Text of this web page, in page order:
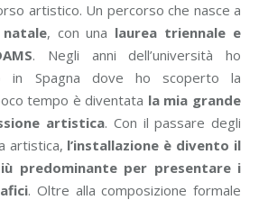
artistico. Un percorso che nasce a
, con una laurea triennale e
. Negli anni dell’università ho
in Spagna dove ho scoperto la
tempo è diventata la mia grande
artistica. Con il passare degli
artistica, l’installazione è divento il
predominante per presentare i
. Oltre alla composizione formale